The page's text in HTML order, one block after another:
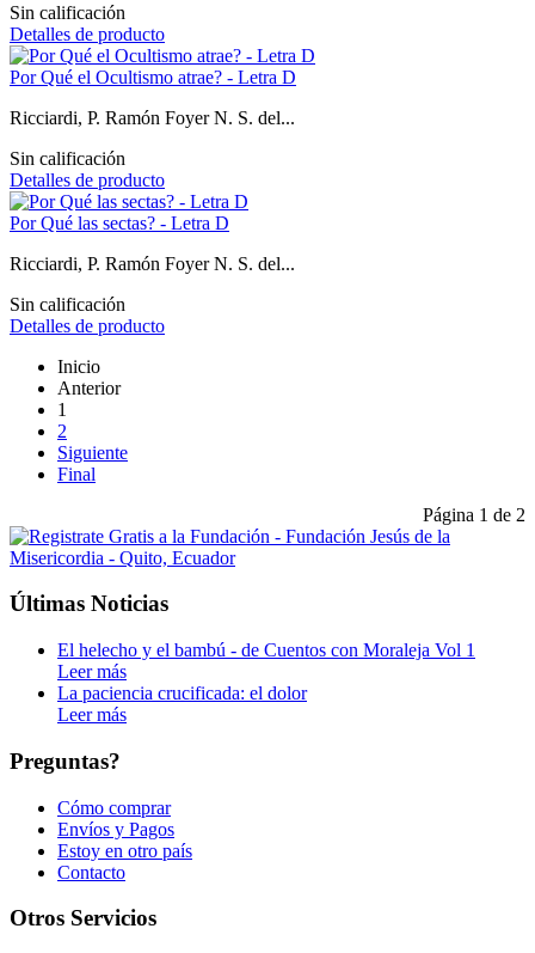
Sin calificación
Detalles de producto
Por Qué el Ocultismo atrae? - Letra D
Ricciardi, P. Ramón Foyer N. S. del...
Sin calificación
Detalles de producto
Por Qué las sectas? - Letra D
Ricciardi, P. Ramón Foyer N. S. del...
Sin calificación
Detalles de producto
Inicio
Anterior
1
2
Siguiente
Final
Página 1 de 2
Últimas Noticias
El helecho y el bambú - de Cuentos con Moraleja Vol 1
Leer más
La paciencia crucificada: el dolor
Leer más
Preguntas?
Cómo comprar
Envíos y Pagos
Estoy en otro país
Contacto
Otros Servicios